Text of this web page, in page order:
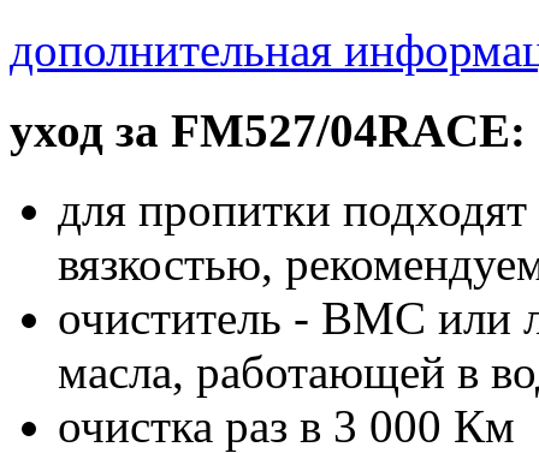
дополнительная
уход за FM527/04RACE:
для пропитки
вязкостью,
очиститель - BMC или
масла, работающей в
очистка раз в 3 000 Км